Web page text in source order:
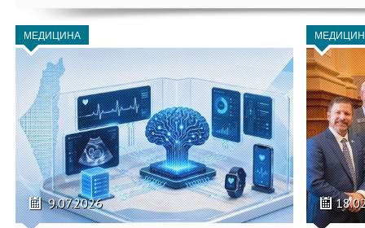
МЕДИЦИНА
9.07.2026